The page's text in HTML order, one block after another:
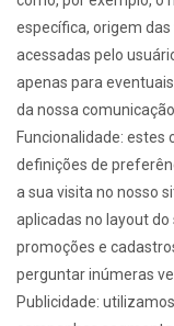
específica, origem
acessadas pelo
apenas para
da nossa comunicação.
Funcionalidade: estes
definições de
a sua visita no nosso
aplicadas no layout
promoções e
perguntar inúmeras
Publicidade: